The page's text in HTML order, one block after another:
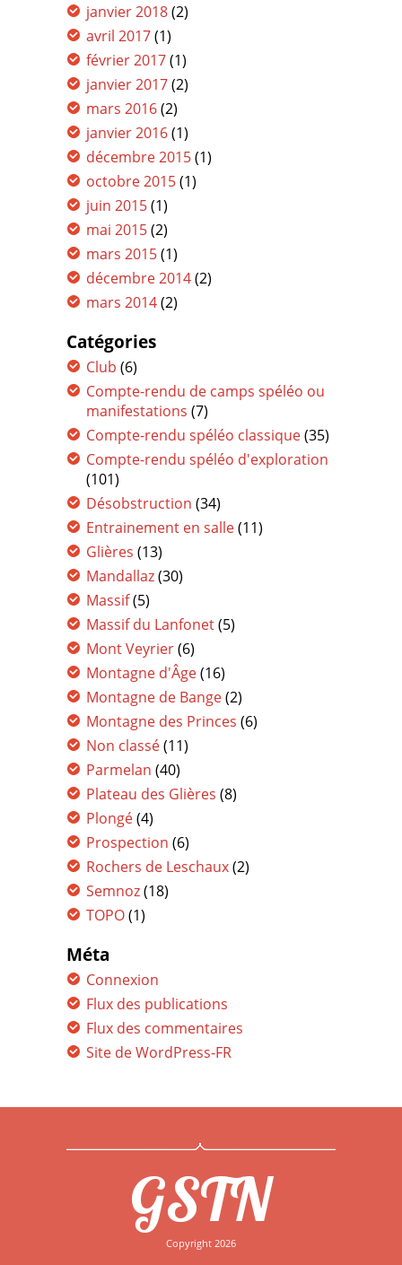
janvier 2018(2)
avril 2017(1)
février 2017(1)
janvier 2017(2)
mars 2016(2)
janvier 2016(1)
décembre 2015(1)
octobre 2015(1)
juin 2015(1)
mai 2015(2)
mars 2015(1)
décembre 2014(2)
mars 2014(2)
Catégories
Club (6)
Compte-rendu de camps spéléo ou
manifestations (7)
Compte-rendu spéléo classique(35)
Compte-rendu spéléo d'exploration
(101)
Désobstruction (34)
Entrainement en salle(11)
Glières (13)
Mandallaz(30)
Massif(5)
Massif du Lanfonet(5)
Mont Veyrier(6)
Montagne d'Âge(16)
Montagne de Bange(2)
Montagne des Princes (6)
Non classé(11)
Parmelan (40)
Plateau des Glières (8)
Plongé(4)
Prospection (6)
Rochers de Leschaux(2)
Semnoz(18)
TOPO(1)
Méta
Connexion
Flux des publications
Flux des commentaires
Site de WordPress-FR
GSTN
Copyright 2026